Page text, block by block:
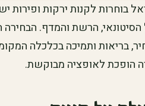
בוחרות לקנות ירקות ופירות
הרשת והמדף. הבחירה
בריאות ותמיכה בכלכלה
הופכת לאופציה מבוקשת.